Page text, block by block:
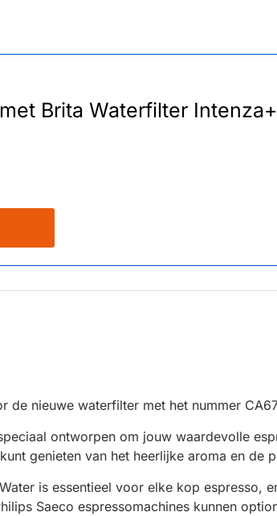
Brita Waterfilter Intenza+
de nieuwe waterfilter met het nummer
ontworpen om jouw waardevolle
genieten van het heerlijke aroma en de
is essentieel voor elke kop espresso,
Saeco espressomachines kunnen